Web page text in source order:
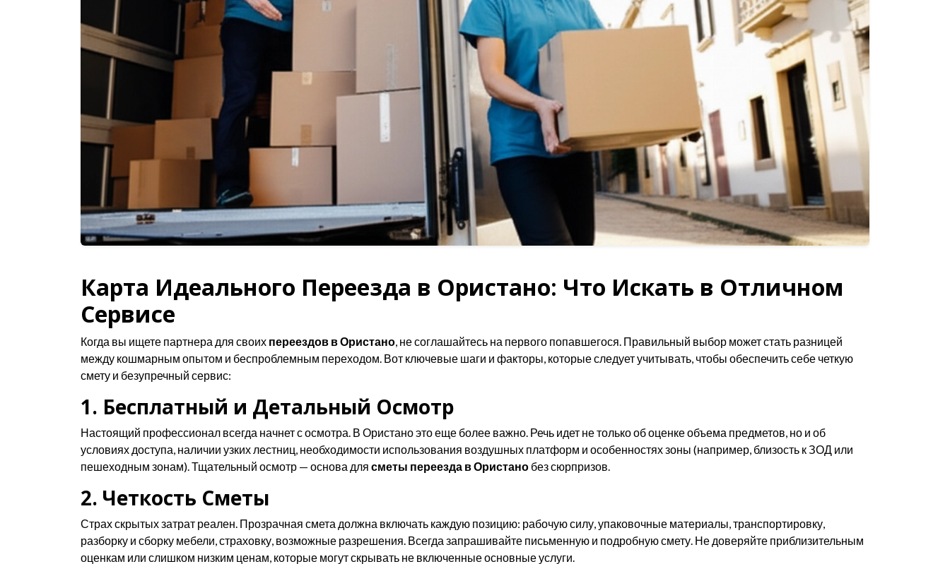
Карта Идеального Переезда в Ористано: Что Искать в Отличном
Сервисе
Когда вы ищете партнера для своих переездов в Ористано, не соглашайтесь на первого попавшегося. Правильный выбор может стать разницей
между кошмарным опытом и беспроблемным переходом. Вот ключевые шаги и факторы, которые следует учитывать, чтобы обеспечить себе четкую
смету и безупречный сервис:
1. Бесплатный и Детальный Осмотр
Настоящий профессионал всегда начнет с осмотра. В Ористано это еще более важно. Речь идет не только об оценке объема предметов, но и об
условиях доступа, наличии узких лестниц, необходимости использования воздушных платформ и особенностях зоны (например, близость к ЗОД или
пешеходным зонам). Тщательный осмотр — основа для сметы переезда в Ористано без сюрпризов.
2. Четкость Сметы
Страх скрытых затрат реален. Прозрачная смета должна включать каждую позицию: рабочую силу, упаковочные материалы, транспортировку,
разборку и сборку мебели, страховку, возможные разрешения. Всегда запрашивайте письменную и подробную смету. Не доверяйте приблизительным
оценкам или слишком низким ценам, которые могут скрывать не включенные основные услуги.